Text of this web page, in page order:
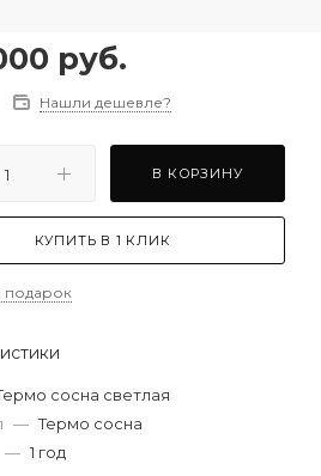
руб.
Нашли дешевле?
В КОРЗИНУ
КУПИТЬ В 1 КЛИК
подарок
сосна светлая
— Термо сосна
— 1 год